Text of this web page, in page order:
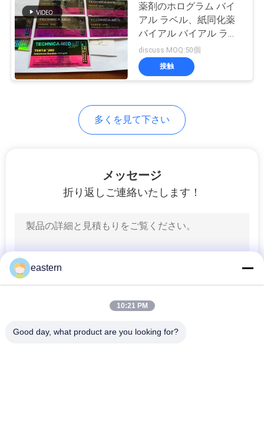
小さいガラス ガラ
10
プラスチック タブ
レットのびん
帽子を離れたフリ
薬剤のホログラム バイ
アル ラベル、紙同化薬
バイアル バイアル ラベ
ル
discuss MOQ:50個
接触
多くを見て下さい
メッセージ
折り返しご連絡いたします！
eastern
10:21 PM
Good day, what product are you looking for?